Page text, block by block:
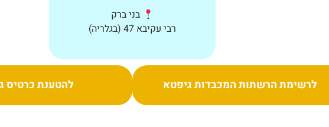
בני ברק
רבי עקיבא 47 (בגלריה)
לרשימת הרשתות המכבדות גיפטא להטענת כרטיס